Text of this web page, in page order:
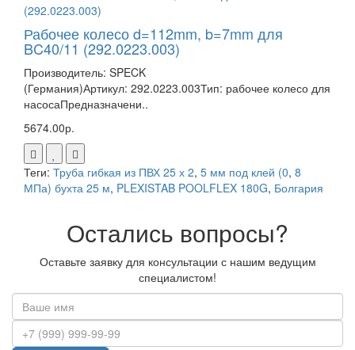
Рабочее колесо d=112mm, b=7mm для
BC40/11 (292.0223.003)
Производитель: SPECK
(Германия)Артикул: 292.0223.003Тип: рабочее колесо для
насосаПредназначени..
5674.00р.
Теги: Труба гибкая из ПВХ 25 х 2, 5 мм под клей (0, 8
МПа) бухта 25 м, PLEXISTAB POOLFLEX 180G, Болгария
Остались вопросы?
Оставьте заявку для консультации с нашим ведущим
специалистом!